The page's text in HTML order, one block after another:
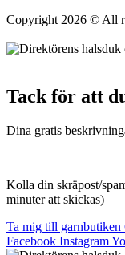
Copyright 2026 © All
Tack för att
Dina gratis
Kolla din skräpost/
minuter att skickas)
Ta mig till garnbutiken
Facebook Instagram